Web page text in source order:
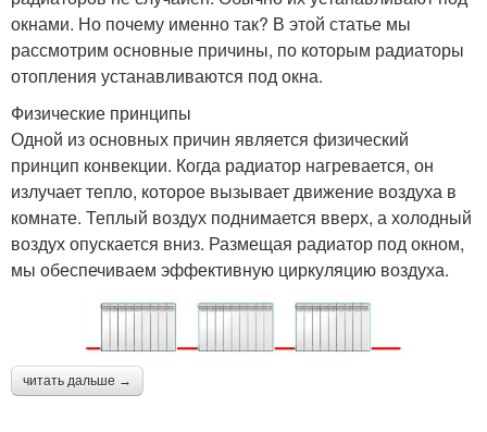
окнами. Но почему именно так? В этой статье мы
рассмотрим основные причины, по которым радиаторы
отопления устанавливаются под окна.
Физические принципы
Одной из основных причин является физический
принцип конвекции. Когда радиатор нагревается, он
излучает тепло, которое вызывает движение воздуха в
комнате. Теплый воздух поднимается вверх, а холодный
воздух опускается вниз. Размещая радиатор под окном,
мы обеспечиваем эффективную циркуляцию воздуха.
читать дальше →